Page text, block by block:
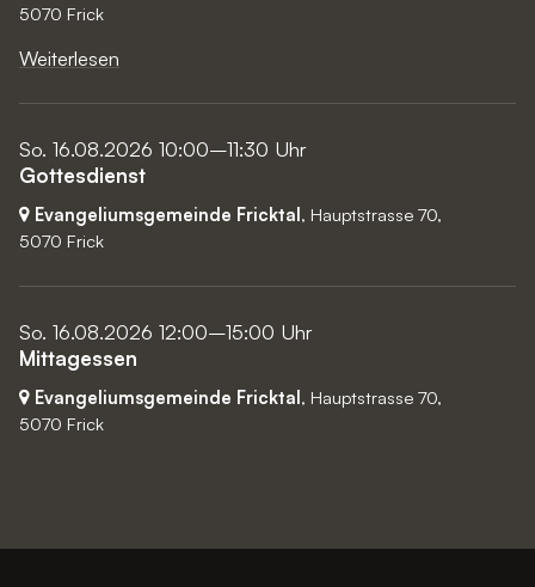
5070 Frick
Weiterlesen
So. 16.08.2026 10:00–11:30 Uhr
Gottesdienst
Evangeliumsgemeinde Fricktal , Hauptstrasse 70,
5070 Frick
So. 16.08.2026 12:00–15:00 Uhr
Mittagessen
Evangeliumsgemeinde Fricktal , Hauptstrasse 70,
5070 Frick